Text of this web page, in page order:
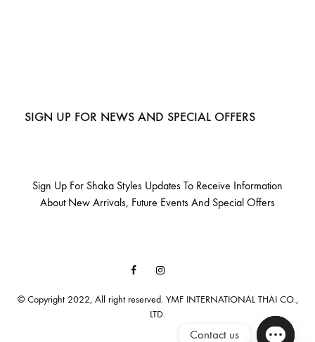
SIGN UP FOR NEWS AND SPECIAL OFFERS
Sign Up For Shaka Styles Updates To Receive Information
About New Arrivals, Future Events And Special Offers
© Copyright 2022, All right reserved. YMF INTERNATIONAL THAI CO.,
LTD.
FacebookInstagram
Contact us